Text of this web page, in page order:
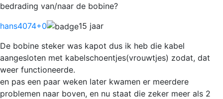
bedrading van/naar de bobine?
hans4074+0
15 jaar
De bobine steker was kapot dus ik heb die kabel
aangesloten met kabelschoentjes(vrouwtjes) zodat, dat
weer functioneerde.
en pas een paar weken later kwamen er meerdere
problemen naar boven, en nu staat die zeker meer als 2